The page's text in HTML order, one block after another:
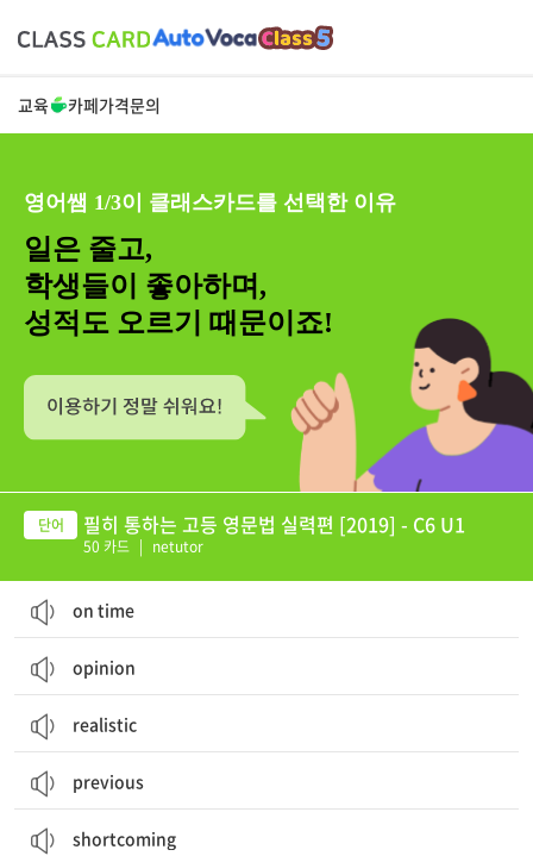
교육 카페가격문의
영어쌤 1/3이 클래스카드를 선택한 이유
일은 줄고,
학생들이 좋아하며,
성적도 오르기 때문이죠!
필히 통하는 고등 영문법 실력편 [2019] - C6 U1
50 카드 | netutor
on time
opinion
realistic
previous
shortcoming